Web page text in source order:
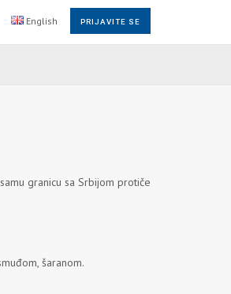
English PRIJAVITE SE
granicu sa Srbijom protiče
šaranom.